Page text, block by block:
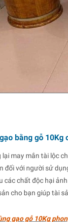
bằng gỗ 10Kg
may mắn tài lộc
đối với người sử
các chất độc hại
cho bạn giúp tài
gạo gỗ 10Kg